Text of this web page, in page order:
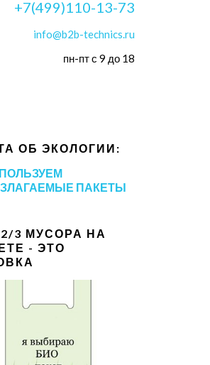
+7(499)110-13-73
info@b2b-technics.ru
пн-пт с 9 до 18
ОБ ЭКОЛОГИИ:
ПАКЕТЫ
3 МУСОРА НА
- ЭТО